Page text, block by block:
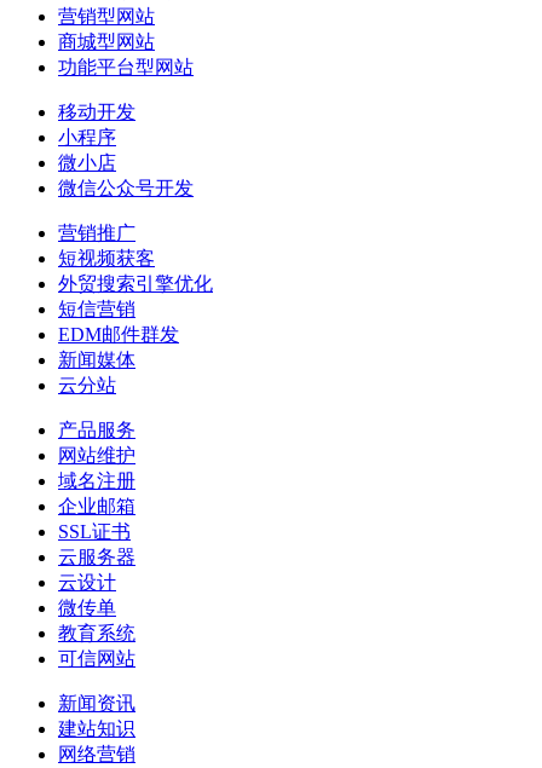
营销型网站
商城型网站
功能平台型网站
移动开发
小程序
微小店
微信公众号开发
营销推广
短视频获客
外贸搜索引擎优化
短信营销
EDM邮件群发
新闻媒体
云分站
产品服务
网站维护
域名注册
企业邮箱
SSL证书
云服务器
云设计
微传单
教育系统
可信网站
新闻资讯
建站知识
网络营销